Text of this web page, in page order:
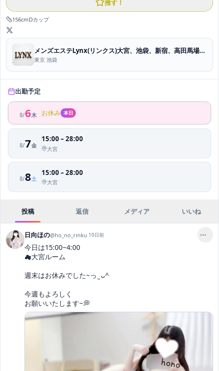
推す！
156cmDカップ
メンズエステLynx(リンクス)大宮、池袋、新宿、高田馬場、赤羽、川口
東京 池袋
出勤予定
8/6木 お休み 本日
8/7金
15:00 –28:00
大宮
8/8土
15:00 –28:00
大宮
投稿 返信 メディア いいね
日向ほの@ho_no_rinku·10日前
今日は15:00~4:00
︎︎☁大宮ルーム
週末はお休みでした~っ ̫ ᴗ^
今週もよろしく
お願いいたします~💭